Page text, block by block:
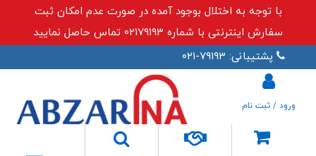
با توجه به اختلال بوجود آمده در صورت عدم امکان ثبت
سفارش اینترنتی با شماره ۰۲۱۷۹۱۹۳ تماس حاصل نمایید
پشتیبانی: ۷۹۱۹۳-۰۲۱
جستجو
ورود / ثبت نام